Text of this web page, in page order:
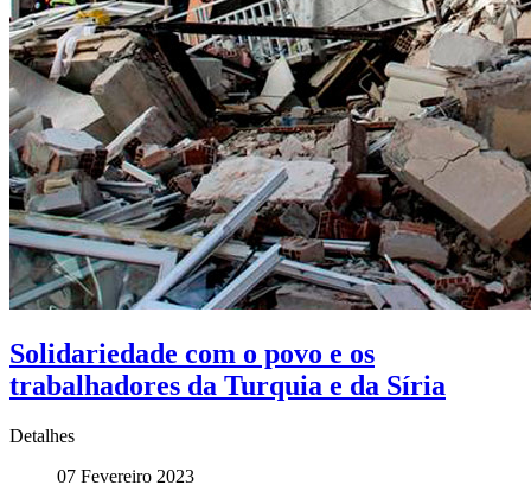
Solidariedade com o povo e os
trabalhadores da Turquia e da Síria
Detalhes
07 Fevereiro 2023